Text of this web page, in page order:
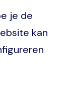
je de
kan